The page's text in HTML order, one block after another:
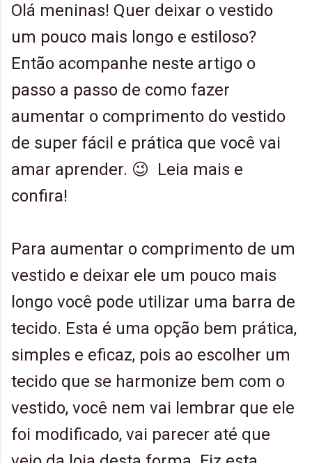
Olá meninas! Quer deixar o vestido
um pouco mais longo e estiloso?
Então acompanhe neste artigo o
passo a passo de como fazer
aumentar o comprimento do vestido
de super fácil e prática que você vai
amar aprender. 😉 Leia mais e
confira!
Para aumentar o comprimento de um
vestido e deixar ele um pouco mais
longo você pode utilizar uma barra de
tecido. Esta é uma opção bem prática,
simples e eficaz, pois ao escolher um
tecido que se harmonize bem com o
vestido, você nem vai lembrar que ele
foi modificado, vai parecer até que